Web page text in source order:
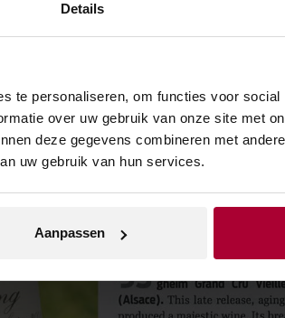
Details
te personaliseren, om functies voor
over uw gebruik van onze site met
deze gegevens combineren met
uw gebruik van hun services.
Aanpassen